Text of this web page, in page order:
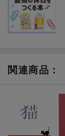
関連商品 ：